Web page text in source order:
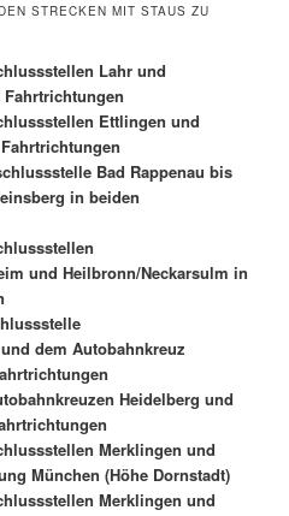
STRECKEN MIT STAUS ZU R
Lahr und
Ettlingen und
Bad Rappenau bis
in beiden
und Heilbronn/Neckarsulm in
dem Autobahnkreuz
Heidelberg und
Merklingen und
München (Höhe Dornstadt)
Merklingen und